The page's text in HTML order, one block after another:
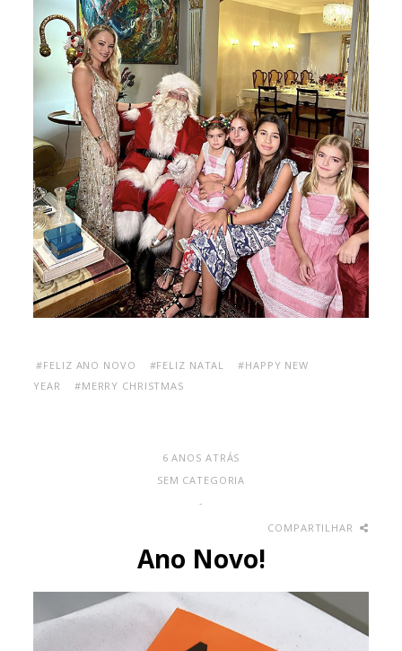
#FELIZ ANO NOVO #FELIZ NATAL
#HAPPY NEW
YEAR
#MERRY CHRISTMAS
6 ANOS ATRÁS
SEM CATEGORIA
-
COMPARTILHAR
Ano Novo!